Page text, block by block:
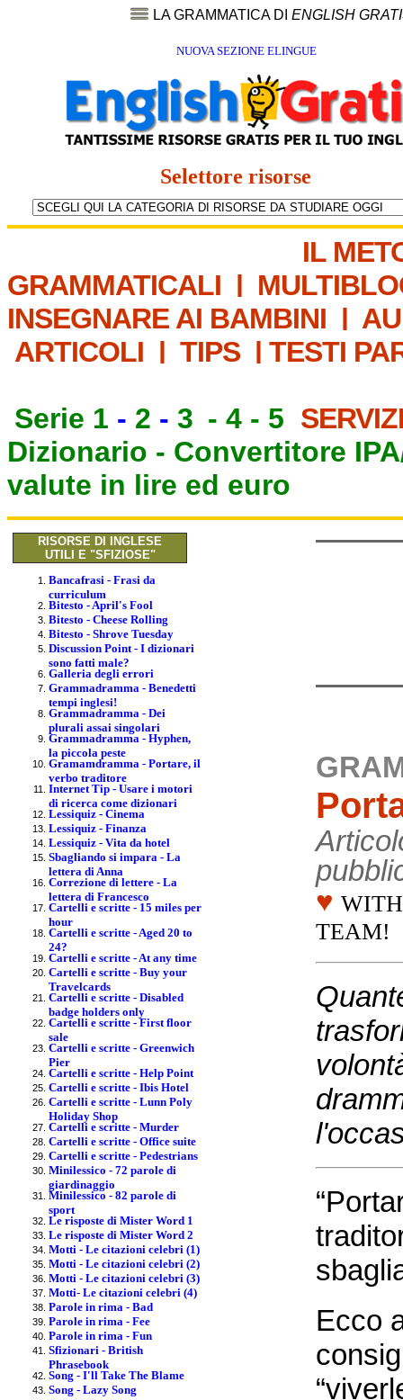
LA GRAMMATICA DI ENGLISH
NUOVA SEZIONE ELINGUE
Selettore risorse
IL
GRAMMATICALI |
INSEGNARE AI BAMBINI |
ARTICOLI | TIPS | TESTI
Serie 1 - 2 - 3 - 4 - 5
Dizionario - Convertitore
valute in lire ed euro
RISORSE DI INGLESE
UTILI E "SFIZIOSE"
Bancafrasi - Frasi da
curriculum
Bitesto - April's Fool
Bitesto - Cheese Rolling
Bitesto - Shrove Tuesday
Discussion Point - I dizionari
sono fatti male?
Galleria degli errori
Grammadramma - Benedetti
tempi inglesi!
Grammadramma - Dei
plurali assai singolari
Grammadramma - Hyphen,
la piccola peste
Gramamdramma - Portare, il
verbo traditore
Internet Tip - Usare i motori
di ricerca come dizionari
Lessiquiz - Cinema
Lessiquiz - Finanza
Lessiquiz - Vita da hotel
Sbagliando si impara - La
lettera di Anna
Correzione di lettere - La
lettera di Francesco
Cartelli e scritte - 15 miles per
hour
Cartelli e scritte - Aged 20 to
24?
Cartelli e scritte - At any time
Cartelli e scritte - Buy your
Travelcards
Cartelli e scritte - Disabled
badge holders only
Cartelli e scritte - First floor
sale
Cartelli e scritte - Greenwich
Pier
Cartelli e scritte - Help Point
Cartelli e scritte - Ibis Hotel
Cartelli e scritte - Lunn Poly
Holiday Shop
Cartelli e scritte - Murder
Cartelli e scritte - Office suite
Cartelli e scritte - Pedestrians
Minilessico - 72 parole di
giardinaggio
Minilessico - 82 parole di
sport
Le risposte di Mister Word 1
Le risposte di Mister Word 2
Motti - Le citazioni celebri (1)
Motti - Le citazioni celebri (2)
Motti - Le citazioni celebri (3)
Motti- Le citazioni celebri (4)
Parole in rima - Bad
Parole in rima - Fee
Parole in rima - Fun
Sfizionari - British
Phrasebook
Song - I'll Take The Blame
Song - Lazy Song
♥
TEAM!
Ecco